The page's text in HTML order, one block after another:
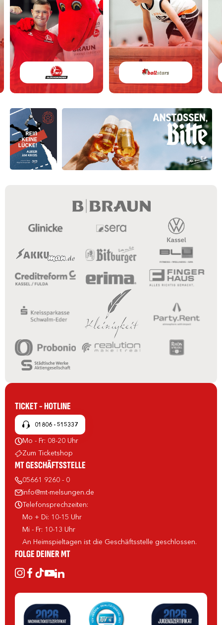
TICKET - HOTLINE
01806 - 515337
Mo - Fr: 08-20 Uhr
Zum Ticketshop
MT GESCHÄFTSSTELLE
05661 9260 - 0
info@mt-melsungen.de
Telefonsprechzeiten:
Mo + Di: 10-15 Uhr
Mi - Fr: 10-13 Uhr
An Heimspieltagen ist die Geschäftsstelle geschlossen.
FOLGE DEINER MT